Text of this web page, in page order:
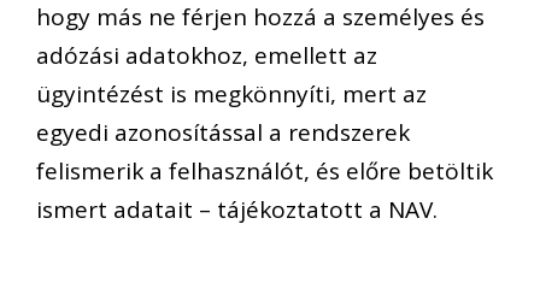
hogy más ne férjen hozzá a személyes és
adózási adatokhoz, emellett az
ügyintézést is megkönnyíti, mert az
egyedi azonosítással a rendszerek
felismerik a felhasználót, és előre betöltik
ismert adatait – tájékoztatott a NAV.